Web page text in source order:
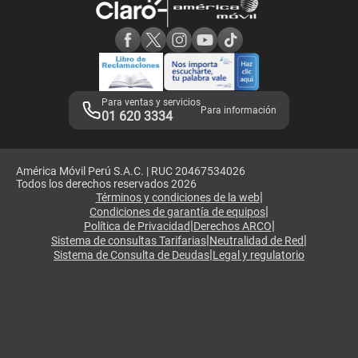
Adquirientes iPhone 6, 6S y SE
Mensaje de Seguridad
Términos y Condiciones de Tienda Claro
Libro de Reclamaciones
Legales de marketplace
Para ventas y servicios
01 620 3334 Para información
América Móvil Perú S.A.C. | RUC 20467534026
Todos los derechos reservados 2026
Términos y condiciones de la web|
Condiciones de garantía de equipos|
Política de Privacidad|Derechos ARCO|
Sistema de consultas Tarifarias|Neutralidad de Red|
Sistema de Consulta de Deudas|Legal y regulatorio